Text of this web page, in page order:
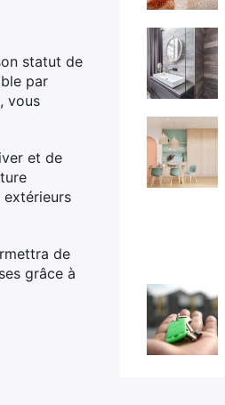
statut de
par
vous
et de
extérieurs
de
grâce à